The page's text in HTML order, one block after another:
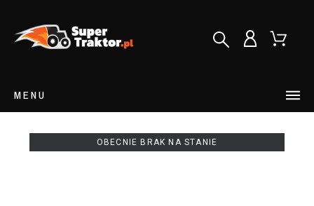
MENU
OBECNIE BRAK NA STANIE